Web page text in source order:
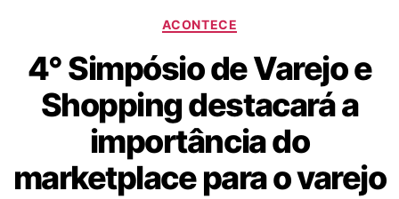
ACONTECE
4° Simpósio de Varejo e
Shopping destacará a
importância do
marketplace para o varejo